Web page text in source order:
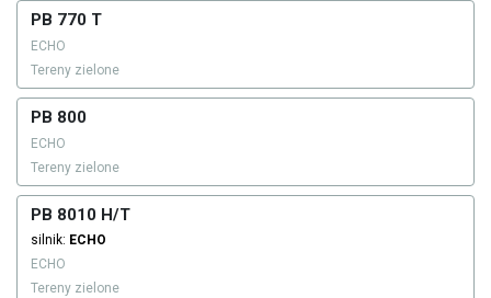
PB 770 T
ECHO
Tereny zielone
PB 800
ECHO
Tereny zielone
PB 8010 H/T
silnik: ECHO
ECHO
Tereny zielone